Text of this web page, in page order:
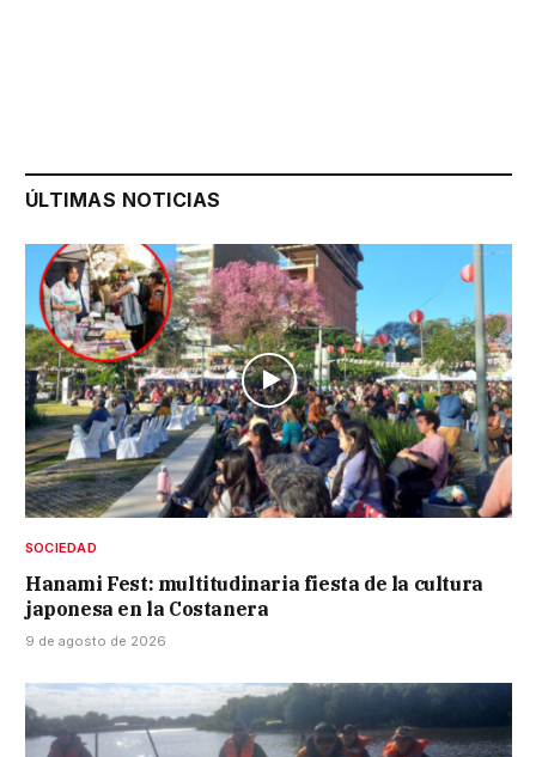
ÚLTIMAS NOTICIAS
SOCIEDAD
Hanami Fest: multitudinaria fiesta de la cultura
japonesa en la Costanera
9 de agosto de 2026